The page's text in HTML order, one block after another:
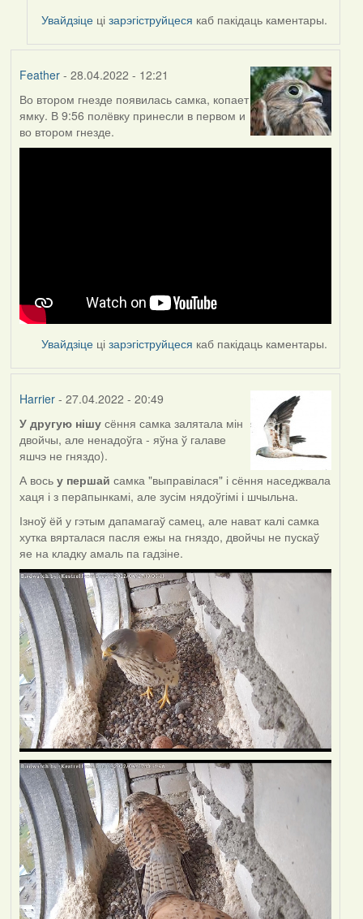
Увайдзіце цізарэгіструйцеся каб пакідаць каментары.
Feather- 28.04.2022 - 12:21
Во втором гнезде появилась самка, копает
ямку. В 9:56 полёвку принесли в первом и
во втором гнезде.
Увайдзіце цізарэгіструйцеся каб пакідаць каментары.
Harrier- 27.04.2022 - 20:49
У другую нішу сёння самка залятала мін
двойчы, але ненадоўга - яўна ў галаве
яшчэ не гняздо).
А вось у першай самка "выправілася" і сёння наседжвала
хаця і з перaпынкамі, але зусім нядоўгімі і шчыльна.
Ізноў ёй у гэтым дапамагаў самец, але нават калі самка
хутка вярталася пасля ежы на гняздо, двойчы не пускаў
яе на кладку амаль па гадзіне.